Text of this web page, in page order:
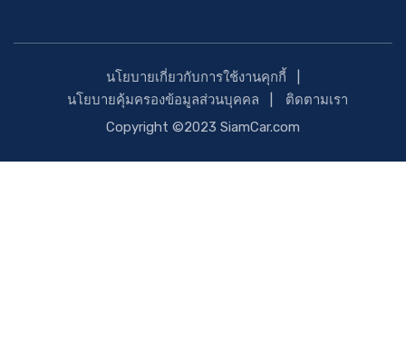
นโยบายเกี่ยวกับการใช้งานคุกกี้
นโยบายคุ้มครองข้อมูลส่วนบุคคล
ติดตามเรา
Copyright ©2023 SiamCar.com